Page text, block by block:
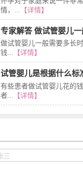
情，...
【详情】
专家解答 做试管婴儿
做试管婴儿一般需要多长
钱... 【详情】
试管婴儿是根据什么标
有些患者做试管婴儿花的
者...
【详情】